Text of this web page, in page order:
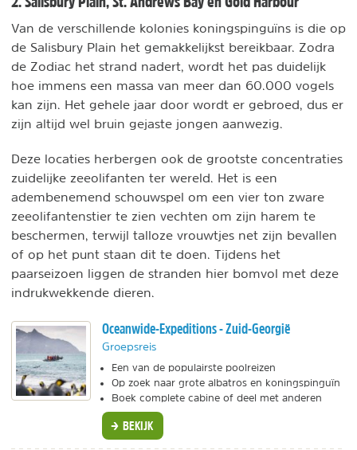
Van de verschillende kolonies koningspinguïns is die op
de Salisbury Plain het gemakkelijkst bereikbaar. Zodra
de Zodiac het strand nadert, wordt het pas duidelijk
hoe immens een massa van meer dan 60.000 vogels
kan zijn. Het gehele jaar door wordt er gebroed, dus er
zijn altijd wel bruin gejaste jongen aanwezig.
Deze locaties herbergen ook de grootste concentraties
zuidelijke zeeolifanten ter wereld. Het is een
adembenemend schouwspel om een vier ton zware
zeeolifantenstier te zien vechten om zijn harem te
beschermen, terwijl talloze vrouwtjes net zijn bevallen
of op het punt staan dit te doen. Tijdens het
paarseizoen liggen de stranden hier bomvol met deze
indrukwekkende dieren.
Oceanwide-Expeditions - Zuid-Georgië
Groepsreis
Een van de populairste poolreizen
Op zoek naar grote albatros en koningspinguïn
Boek complete cabine of deel met anderen
BEKIJK